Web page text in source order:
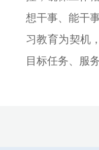
想干事、能干
习教育为契机
目标任务、服